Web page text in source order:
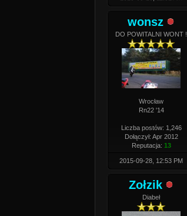
wonsz
DO POWITALNI WONT !
Wrocław
Rn22 '14
Liczba postów: 1,246
Dołączył: Apr 2012
Reputacja: 13
2015-09-28, 12:53 PM
Zołzik
Diabeł